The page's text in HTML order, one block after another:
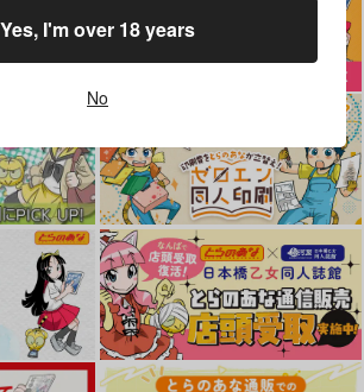
No
Yes, I'm over 18 years